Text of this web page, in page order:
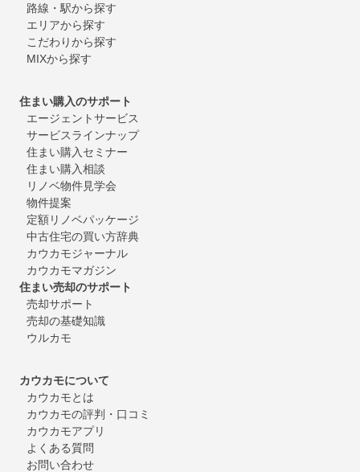
路線・駅から探す
エリアから探す
こだわりから探す
MIXから探す
住まい購入のサポート
エージェントサービス
サービスラインナップ
住まい購入セミナー
住まい購入相談
リノベ物件見学会
物件提案
定額リノベパッケージ
中古住宅の買い方辞典
カウカモジャーナル
カウカモマガジン
住まい売却のサポート
売却サポート
売却の基礎知識
ウルカモ
カウカモについて
カウカモとは
カウカモの評判・口コミ
カウカモアプリ
よくある質問
お問い合わせ